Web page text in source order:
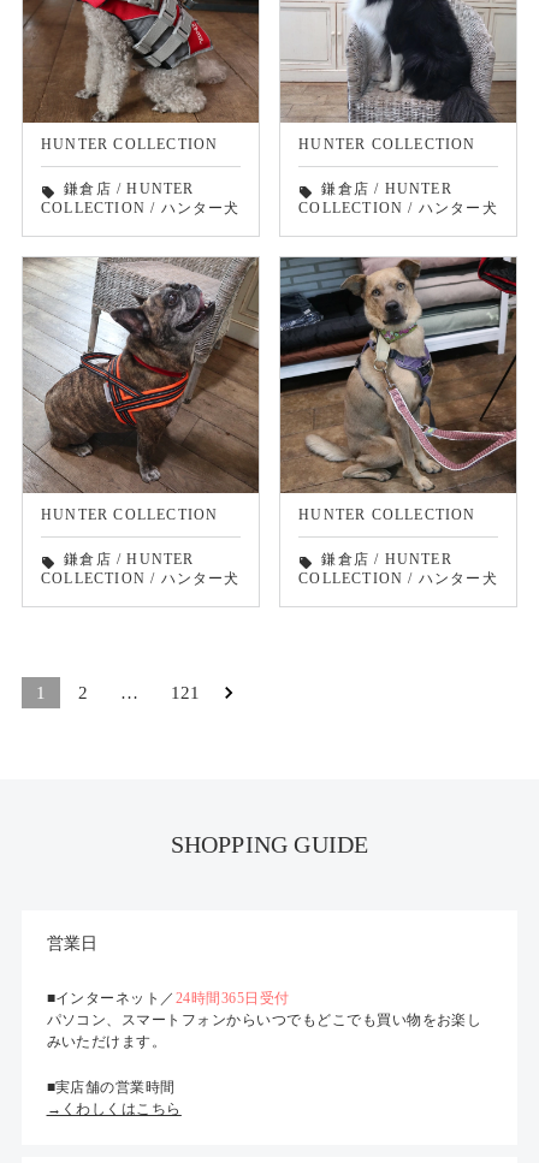
HUNTER COLLECTION
local_offer 鎌倉店 /HUNTER
COLLECTION / ハンター犬
HUNTER COLLECTION
local_offer 鎌倉店 / HUNTER
COLLECTION / ハンター犬
HUNTER COLLECTION
local_offer 鎌倉店 /HUNTER
COLLECTION / ハンター犬
HUNTER COLLECTION
local_offer 鎌倉店 / HUNTER
COLLECTION / ハンター犬
1 2 … 121
SHOPPING GUIDE
営業日
■インターネット／ 24時間365日受付
パソコン、スマートフォンからいつでもどこでも買い物をお楽し
みいただけます。
■実店舗の営業時間
→くわしくはこちら